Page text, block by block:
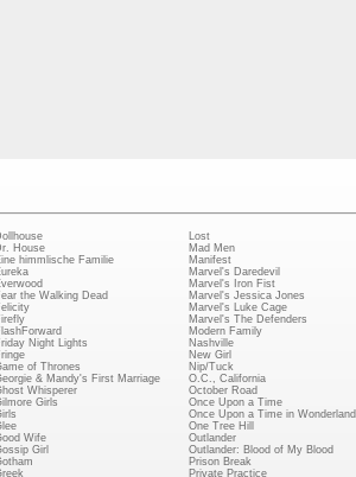
House
himmlische Familie
the Walking Dead
Night Lights
of Thrones
& Mandy's First Marriage
Whisperer
Girls
Wife
Girl
Lost
Mad Men
Manifest
Marvel's Daredevil
Marvel's Iron Fist
Marvel's Jessica Jones
Marvel's Luke Cage
Marvel's The Defenders
Modern Family
Nashville
New Girl
Nip/Tuck
O.C., California
October Road
Once Upon a Time
Once Upon a Time in Wonderland
One Tree Hill
Outlander
Outlander: Blood of My Blood
Prison Break
Private Practice